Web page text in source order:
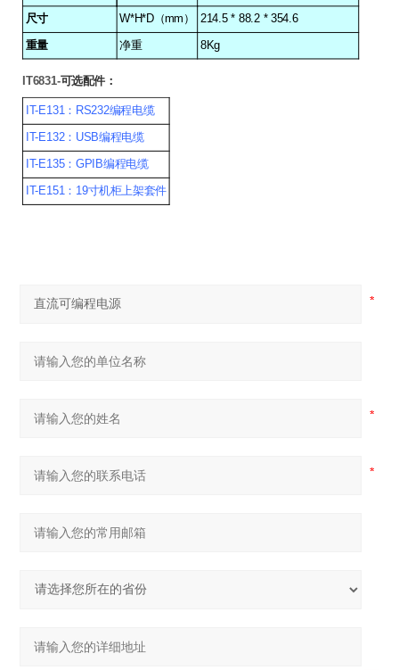
尺寸 W*H*D（mm） 214.5 * 88.2 * 354.6
重量 净重 8Kg
IT6831-可选配件：
IT-E131：RS232编程电缆
IT-E132：USB编程电缆
IT-E135：GPIB编程电缆
IT-E151：19寸机柜上架套件